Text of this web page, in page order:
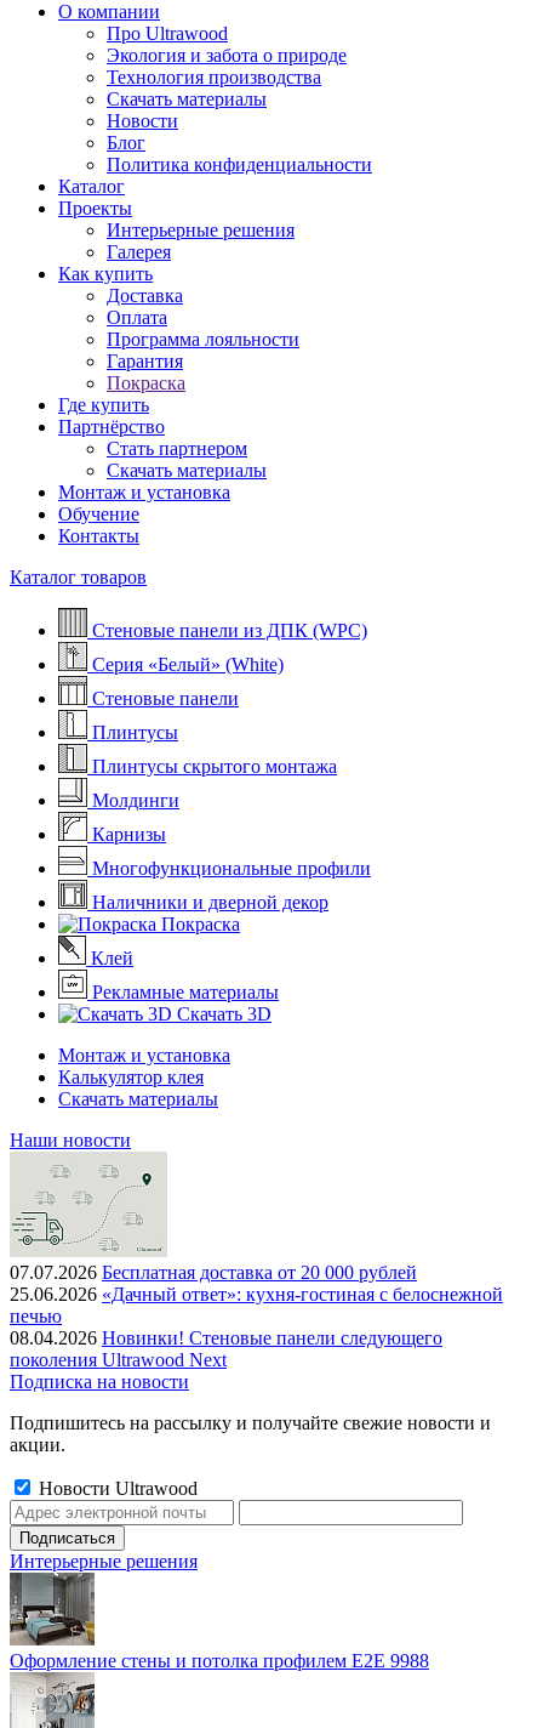
О компании
Про Ultrawood
Экология и забота о природе
Технология производства
Скачать материалы
Новости
Блог
Политика конфиденциальности
Каталог
Проекты
Интерьерные решения
Галерея
Как купить
Доставка
Оплата
Программа лояльности
Гарантия
Покраска
Где купить
Партнёрство
Стать партнером
Скачать материалы
Монтаж и установка
Обучение
Контакты
Каталог товаров
Стеновые панели из ДПК (WPC)
Серия «Белый» (White)
Стеновые панели
Плинтусы
Плинтусы скрытого монтажа
Молдинги
Карнизы
Многофункциональные профили
Наличники и дверной декор
Покраска
Клей
Рекламные материалы
Скачать 3D
Монтаж и установка
Калькулятор клея
Скачать материалы
Наши новости
07.07.2026 Бесплатная доставка от 20 000 рублей
25.06.2026 «Дачный ответ»: кухня-гостиная с белоснежной
печью
08.04.2026 Новинки! Стеновые панели следующего
поколения Ultrawood Next
Подписка на новости
Подпишитесь на рассылку и получайте свежие новости и
акции.
Новости Ultrawood
Интерьерные решения
Оформление стены и потолка профилем E2E 9988